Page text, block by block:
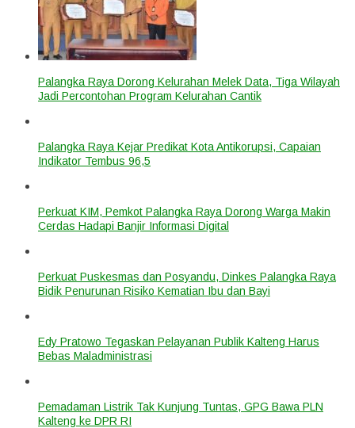
Palangka Raya Dorong Kelurahan Melek Data, Tiga Wilayah
Jadi Percontohan Program Kelurahan Cantik
Palangka Raya Kejar Predikat Kota Antikorupsi, Capaian
Indikator Tembus 96,5
Perkuat KIM, Pemkot Palangka Raya Dorong Warga Makin
Cerdas Hadapi Banjir Informasi Digital
Perkuat Puskesmas dan Posyandu, Dinkes Palangka Raya
Bidik Penurunan Risiko Kematian Ibu dan Bayi
Edy Pratowo Tegaskan Pelayanan Publik Kalteng Harus
Bebas Maladministrasi
Pemadaman Listrik Tak Kunjung Tuntas, GPG Bawa PLN
Kalteng ke DPR RI